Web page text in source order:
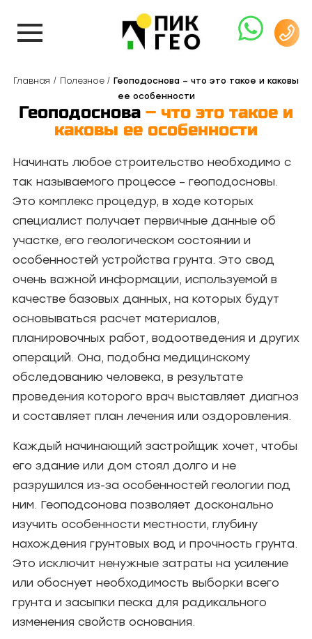
Главная Полезное
Геоподоснова – что это такое и каковы
ее особенности
Геоподоснова – что это такое и
каковы ее особенности
Начинать любое строительство необходимо с
так называемого процессе – геоподосновы.
Это комплекс процедур, в ходе которых
специалист получает первичные данные об
участке, его геологическом состоянии и
особенностей устройства грунта. Это свод
очень важной информации, используемой в
качестве базовых данных, на которых будут
основываться расчет материалов,
планировочных работ, водоотведения и других
операций. Она, подобна медицинскому
обследованию человека, в результате
проведения которого врач выставляет диагноз
и составляет план лечения или оздоровления.
Каждый начинающий застройщик хочет, чтобы
его здание или дом стоял долго и не
разрушился из-за особенностей геологии под
ним. Геоподсонова позволяет досконально
изучить особенности местности, глубину
нахождения грунтовых вод и прочность грунта.
Это исключит ненужные затраты на усиление
или обоснует необходимость выборки всего
грунта и засыпки песка для радикального
изменения свойств основания.